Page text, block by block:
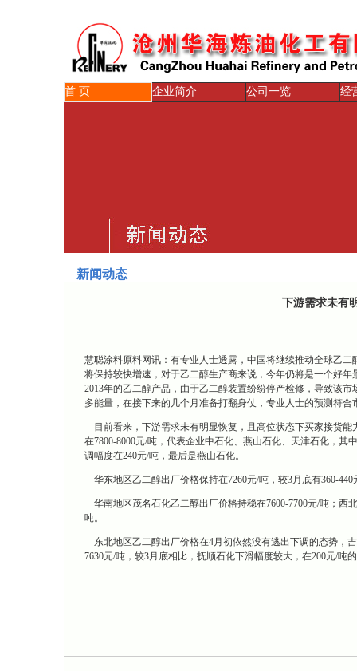
首 页 企业简介 公司一览 经
新闻动态
下游需求未有
慧聪涂料原料网讯：有专业人士透露，中国将继续推动全球乙
将保持较快增速，对于乙二醇生产商来说，今年仍将是一个好
2013年的乙二醇产品，由于乙二醇装置纷纷停产检修，导致该
多能量，在接下来的几个月准备打翻身仗，专业人士的预测符合
目前看来，下游需求未有明显恢复，且高位状态下买家接货
在7800-8000元/吨，代表企业中石化、燕山石化、天津石化，
调幅度在240元/吨，最后是燕山石化。
华东地区乙二醇出厂价格保持在7260元/吨，较3月底有360-
华南地区茂名石化乙二醇出厂价格持稳在7600-7700元/吨；西
吨。
东北地区乙二醇出厂价格在4月初依然没有逃出下调的态势，
7630元/吨，较3月底相比，抚顺石化下滑幅度较大，在200元/吨